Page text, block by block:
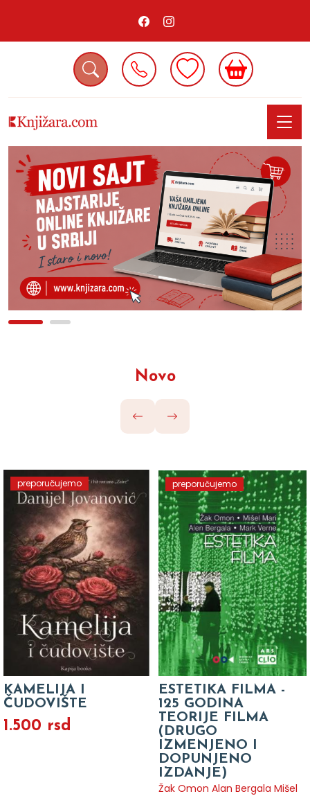
Novo
preporučujemo
KAMELIJA I
ČUDOVIŠTE
1.500 rsd
preporučujemo
ESTETIKA FILMA -
125 GODINA
TEORIJE FILMA
(DRUGO
IZMENJENO I
DOPUNJENO
IZDANJE)
Žak Omon Alan Bergala Mišel